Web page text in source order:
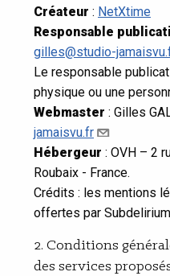
Créateur : NetXtime
Responsable
gilles@studio-
Le responsable
physique ou une
Webmaster : Gilles
jamaisvu.fr
Hébergeur : OVH – 2
Roubaix - France.
Crédits : les mentions
offertes par Subdelirium
2. Conditions
des services